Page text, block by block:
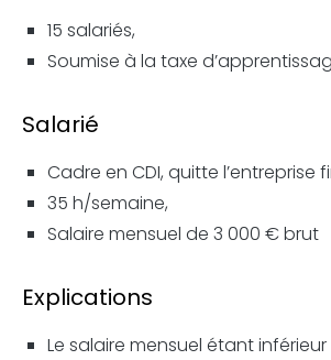
15 salariés,
Soumise à la taxe
Salarié
Cadre en CDI, quitte l’entreprise
35 h/semaine,
Salaire mensuel de 3 000 € brut
Explications
Le salaire mensuel étant